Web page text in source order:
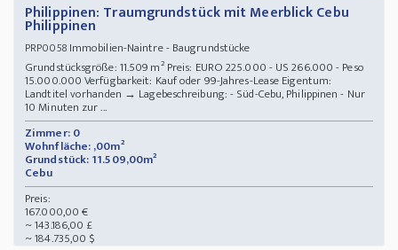
Philippinen: Traumgrundstück mit Meerblick Cebu
Philippinen
PRP0058Immobilien-Naintre - Baugrundstücke
Grundstücksgröße: 11.509 m² Preis: EURO 225.000 - US 266.000 - Peso
15.000.000 Verfügbarkeit: Kauf oder 99-Jahres-Lease Eigentum:
Landtitel vorhanden → Lagebeschreibung: - Süd-Cebu, Philippinen - Nur
10 Minuten zur ...
Zimmer: 0
Wohnfläche: ,00m²
Grundstück: 11.509,00m²
Cebu
Preis:
167.000,00 €
~ 143.186,00 £
~ 184.735,00 $